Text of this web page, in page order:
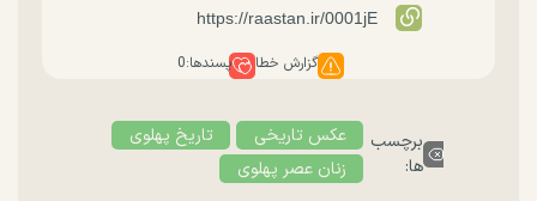
گزارش خطا پسندها:0
برچسب
ها:
عکس تاریخی
تاریخ پهلوی
زنان عصر پهلوی